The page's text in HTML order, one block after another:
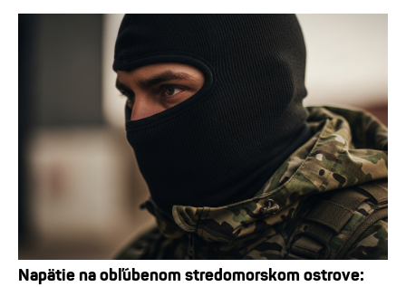
Napätie na obľúbenom stredomorskom ostrove: